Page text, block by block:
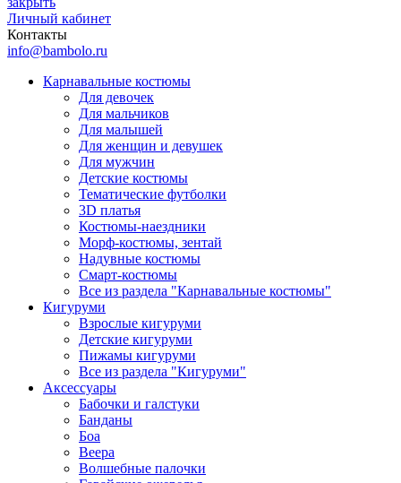
Личный кабинет
Контакты
info@bambolo.ru
Карнавальные костюмы
Для девочек
Для мальчиков
Для малышей
Для женщин и девушек
Для мужчин
Детские костюмы
Тематические футболки
3D платья
Костюмы-наездники
Морф-костюмы, зентай
Надувные костюмы
Смарт-костюмы
Все из раздела "Карнавальные костюмы"
Кигуруми
Взрослые кигуруми
Детские кигуруми
Пижамы кигуруми
Все из раздела "Кигуруми"
Аксессуары
Бабочки и галстуки
Банданы
Боа
Веера
Волшебные палочки